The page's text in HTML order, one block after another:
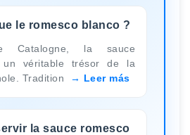
le romesco blanco ?
Catalogne, la sauce
un véritable trésor de la
Tradition
Leer más
la sauce romesco